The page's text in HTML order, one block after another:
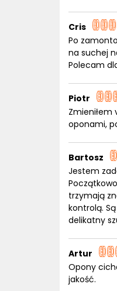
Cris
Po
na suchej
Polecam
Piotr
Zmieniłem
oponami,
Bartosz
Jestem
trzymają
kontrolą.
delikatny
Artur
Opony
jakość.